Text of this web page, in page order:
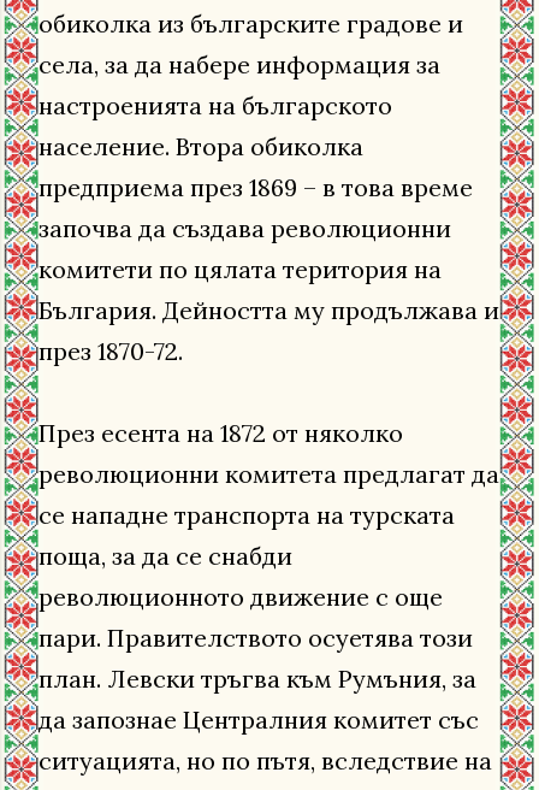
обиколка из българските градове и
села, за да набере информация за
настроенията на българското
население. Втора обиколка
предприема през 1869 – в това време
започва да създава революционни
комитети по цялата територия на
България. Дейността му продължава и
през 1870-72.
През есента на 1872 от няколко
революционни комитета предлагат да
се нападне транспорта на турската
поща, за да се снабди
революционното движение с още
пари. Правителството осуетява този
план. Левски тръгва към Румъния, за
да запознае Централния комитет със
ситуацията, но по пътя, вследствие на